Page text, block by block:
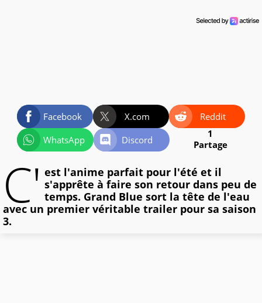
Facebook X.com
Reddit
WhatsApp
Discord
1
Partage
C' est l'anime parfait pour l'été et il
s'apprête à faire son retour dans peu de
temps. Grand Blue sort la tête de l'eau
avec un premier véritable trailer pour sa saison
3.